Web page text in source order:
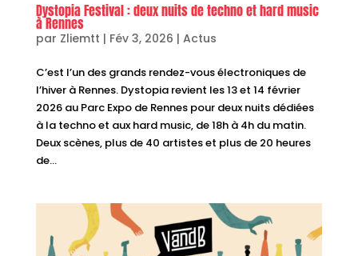
Dystopia Festival : deux nuits de techno et hard music
à Rennes
par Zliemtt | Fév 3, 2026 | Actus
C’est l’un des grands rendez-vous électroniques de
l’hiver à Rennes. Dystopia revient les 13 et 14 février
2026 au Parc Expo de Rennes pour deux nuits dédiées
à la techno et aux hard music, de 18h à 4h du matin.
Deux scènes, plus de 40 artistes et plus de 20 heures
de...